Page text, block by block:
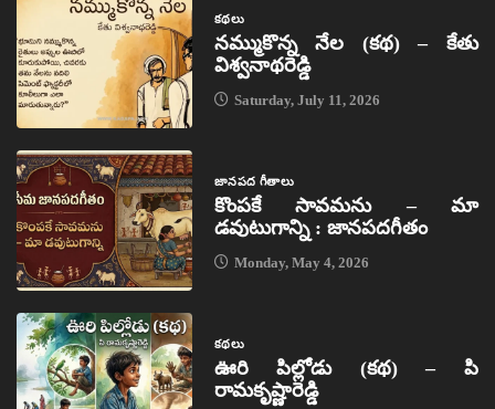
కథలు
నమ్ముకొన్న నేల (కథ) – కేతు
విశ్వనాథరెడ్డి
Saturday, July 11, 2026
జానపద గీతాలు
కొంపకే సావమను – మా
డవుటుగాన్ని : జానపదగీతం
Monday, May 4, 2026
కథలు
ఊరి పిల్లోడు (కథ) – పి
రామకృష్ణారెడ్డి